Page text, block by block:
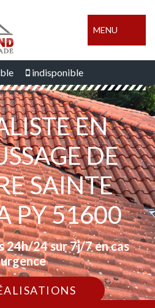
MENU
indisponible
EN
DE
SAINTE
PY 51600
24h/24 sur 7j/7 en cas